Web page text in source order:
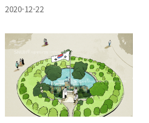
2020-12-22